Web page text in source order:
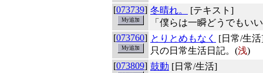
[073739] 冬晴れ。
[テキスト]
「僕らは一瞬どうでもい
[073760] とりとめもなく
[日常/生
只の日常生活日記。(浅)
[073809] 鼓動 [日常/生活]